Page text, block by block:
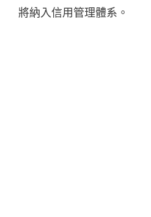
將納入信用管理體系。